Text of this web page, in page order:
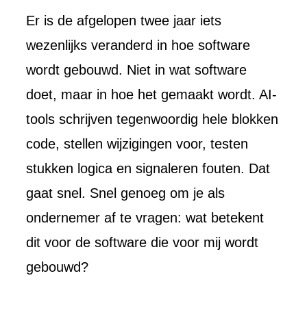
Er is de afgelopen twee jaar iets
wezenlijks veranderd in hoe software
wordt gebouwd. Niet in wat software
doet, maar in hoe het gemaakt wordt. AI-
tools schrijven tegenwoordig hele blokken
code, stellen wijzigingen voor, testen
stukken logica en signaleren fouten. Dat
gaat snel. Snel genoeg om je als
ondernemer af te vragen: wat betekent
dit voor de software die voor mij wordt
gebouwd?